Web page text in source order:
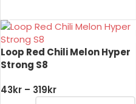
Loop Red Chili Melon Hyper
Strong S8
43kr – 319kr